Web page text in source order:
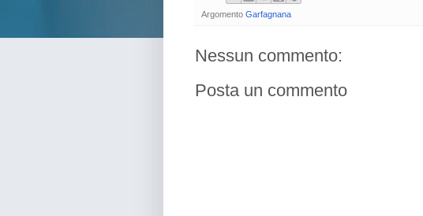
Argomento Garfagnana
Nessun commento:
Posta un commento